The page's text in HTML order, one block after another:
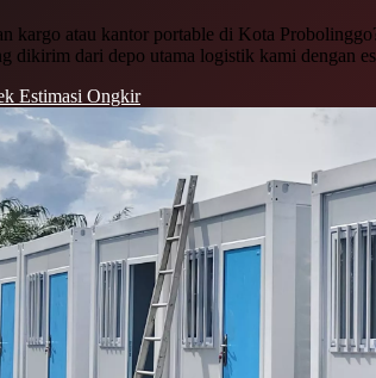
kargo atau kantor portable di Kota
dikirim dari depo utama logistik kami dengan
Estimasi Ongkir